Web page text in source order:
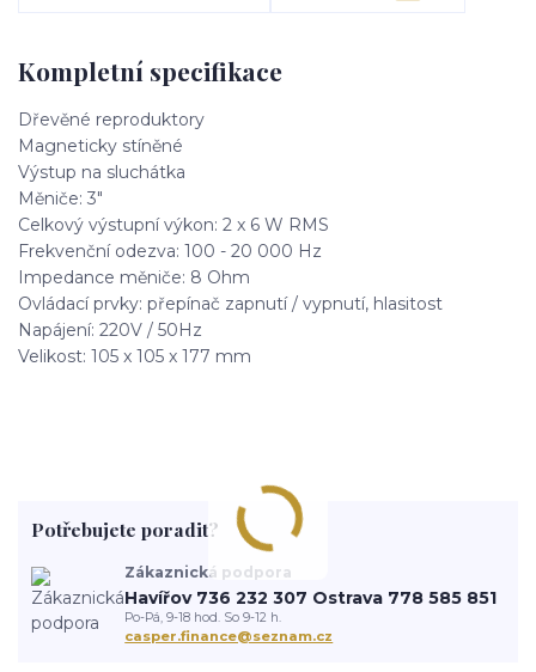
Kompletní specifikace
Dřevěné reproduktory
Magneticky stíněné
Výstup na sluchátka
Měniče: 3"
Celkový výstupní výkon: 2 x 6 W RMS
Frekvenční odezva: 100 - 20 000 Hz
Impedance měniče: 8 Ohm
Ovládací prvky: přepínač zapnutí / vypnutí, hlasitost
Napájení: 220V / 50Hz
Velikost: 105 x 105 x 177 mm
Potřebujete poradit?
Zákaznická podpora
Havířov 736 232 307 Ostrava 778 585 851
Po-Pá, 9-18 hod. So 9-12 h.
casper.finance@seznam.cz